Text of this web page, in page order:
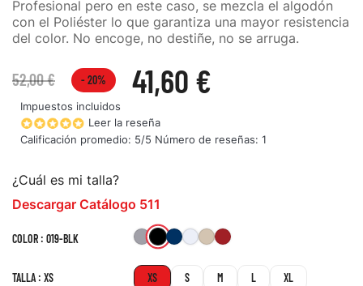
Profesional pero en este caso, se mezcla el algodón
con el Poliéster lo que garantiza una mayor resistencia
del color. No encoge, no destiñe, no se arruga.
52,00 € 41,60 €
- 20%
Impuestos incluidos
Leer la reseña
Calificación promedio: 5/5 Número de reseñas: 1
¿Cuál es mi talla?
Descargar Catálogo 511
COLOR : 019-BLK
016-
HTG
019-724-010-160-477-
TALLA : XS
XS S M L XL